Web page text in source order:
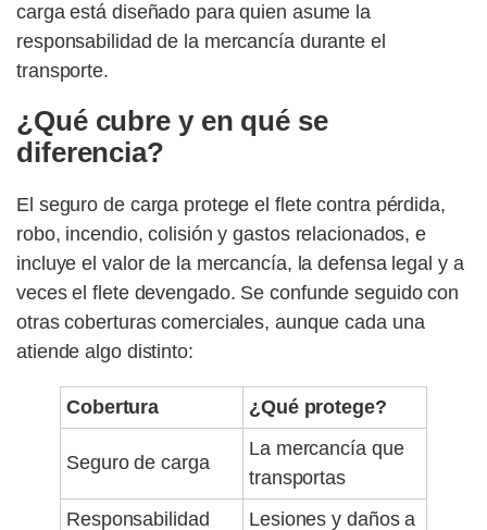
carga está diseñado para quien asume la
responsabilidad de la mercancía durante el
transporte.
¿Qué cubre y en qué se
diferencia?
El seguro de carga protege el flete contra pérdida,
robo, incendio, colisión y gastos relacionados, e
incluye el valor de la mercancía, la defensa legal y a
veces el flete devengado. Se confunde seguido con
otras coberturas comerciales, aunque cada una
atiende algo distinto:
Cobertura ¿Qué protege?
Seguro de carga
La mercancía que
transportas
Responsabilidad
Lesiones y daños a